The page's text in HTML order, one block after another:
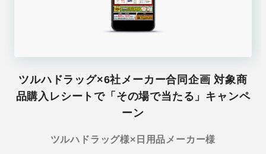
ツルハドラッグ×6社メーカー合同企画 対象商
品購入レシートで「その場で当たる」キャンペ
ーン
ツルハドラッグ様×日用品メーカー様